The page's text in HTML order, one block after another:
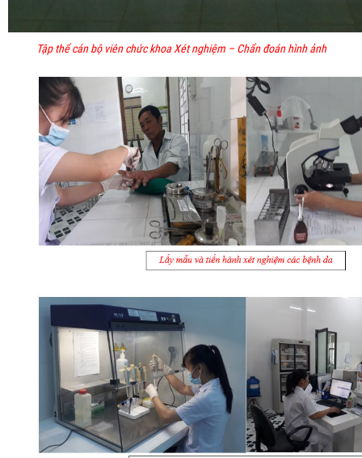
Tập thể cán bộ viên chức khoa Xét nghiệm – Chẩn đoán hình ảnh